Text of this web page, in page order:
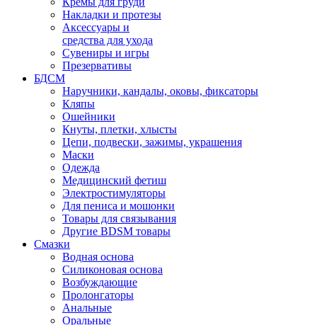
Накладки и протезы
Аксессуары и
средства для ухода
Сувениры и игры
Презервативы
БДСМ
Наручники, кандалы, оковы, фиксаторы
Кляпы
Ошейники
Кнуты, плетки, хлысты
Цепи, подвески, зажимы, украшения
Маски
Одежда
Медицинский фетиш
Электростимуляторы
Для пениса и мошонки
Товары для связывания
Другие BDSM товары
Смазки
Водная основа
Силиконовая основа
Возбуждающие
Пролонгаторы
Анальные
Оральные